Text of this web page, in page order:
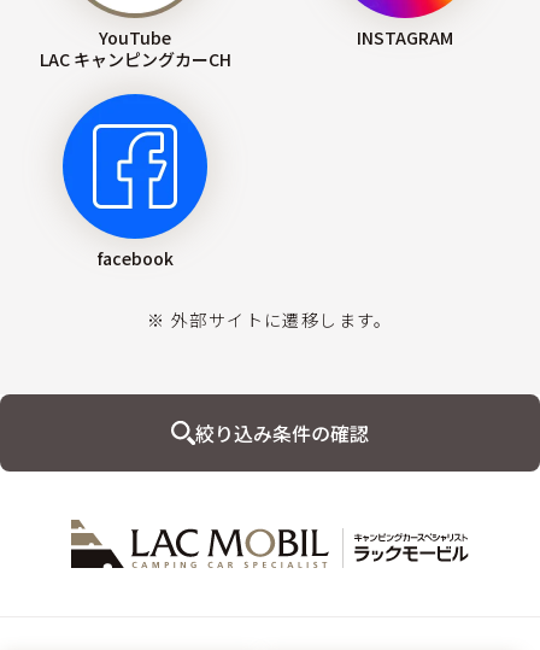
YouTube
LAC キャンピングカーCH
INSTAGRAM
facebook
※ 外部サイトに遷移します。
絞り込み条件の確認